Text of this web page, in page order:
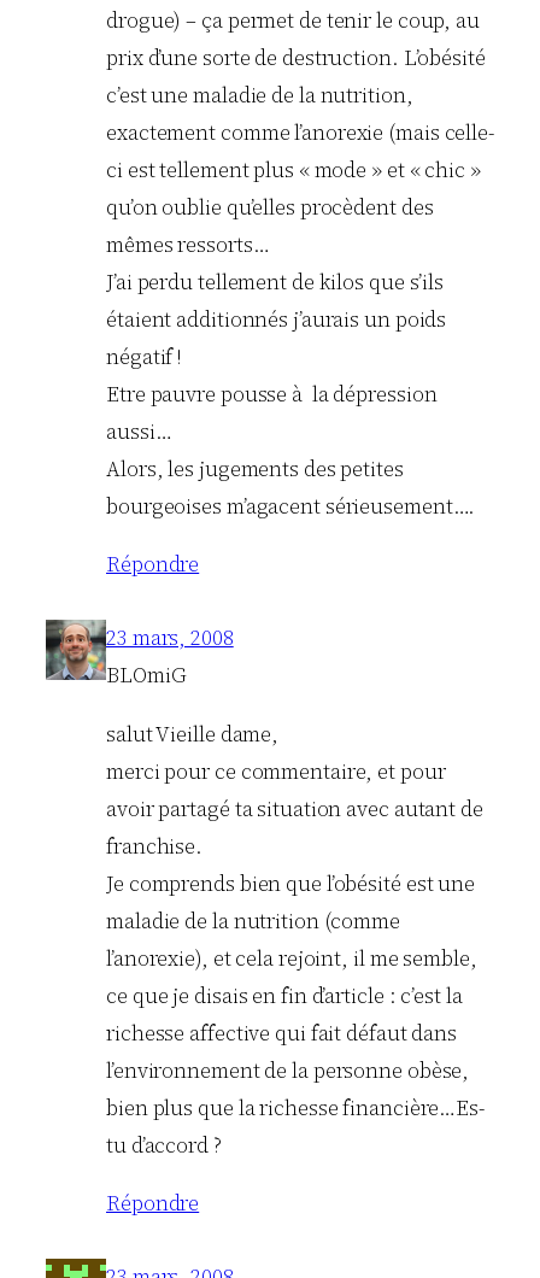
drogue) – ça permet de tenir le coup, au
prix d’une sorte de destruction. L’obésité
c’est une maladie de la nutrition,
exactement comme l’anorexie (mais celle-
ci est tellement plus « mode » et « chic »
qu’on oublie qu’elles procèdent des
mêmes ressorts…
J’ai perdu tellement de kilos que s’ils
étaient additionnés j’aurais un poids
négatif !
Etre pauvre pousse à la dépression
aussi…
Alors, les jugements des petites
bourgeoises m’agacent sérieusement….
Répondre
23 mars, 2008
BLOmiG
salut Vieille dame,
merci pour ce commentaire, et pour
avoir partagé ta situation avec autant de
franchise.
Je comprends bien que l’obésité est une
maladie de la nutrition (comme
l’anorexie), et cela rejoint, il me semble,
ce que je disais en fin d’article : c’est la
richesse affective qui fait défaut dans
l’environnement de la personne obèse,
bien plus que la richesse financière…Es-
tu d’accord ?
Répondre